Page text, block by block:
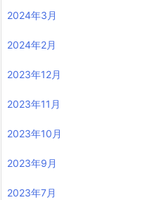
2024年3月
2024年2月
2023年12月
2023年11月
2023年10月
2023年9月
2023年7月